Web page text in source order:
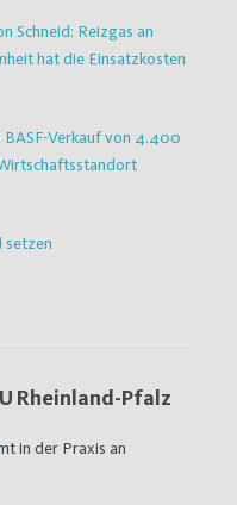
Schneid: Reizgas an
hat die Einsatzkosten
Verkauf von 4.400
setzen
Rheinland-Pfalz
in der Praxis an